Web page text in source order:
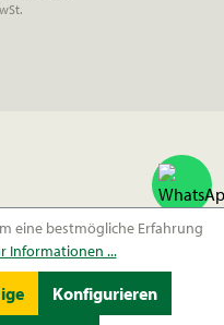
eine bestmögliche Erfahrung
Informationen ...
Konfigurieren